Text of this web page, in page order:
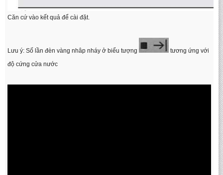
Căn cứ vào kết quả để cài đặt.
Lưu ý: Số lần đèn vàng nhâp nháy ở biểu tượng
tương ứng với
độ cứng cửa nước